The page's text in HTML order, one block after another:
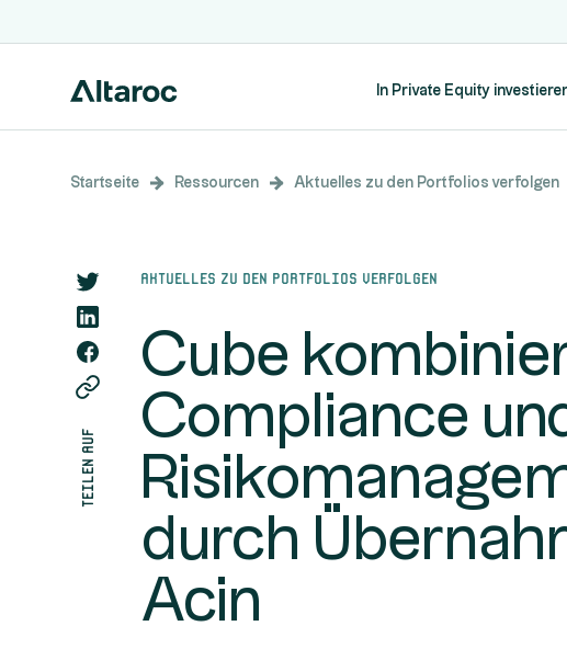
In Private Equity
Startseite Ressourcen Aktuelles zu den Portfolios verfolgen
teilen auf
Aktuelles zu den Portfolios verfolgen
Cube
Compliance
durch
Acin